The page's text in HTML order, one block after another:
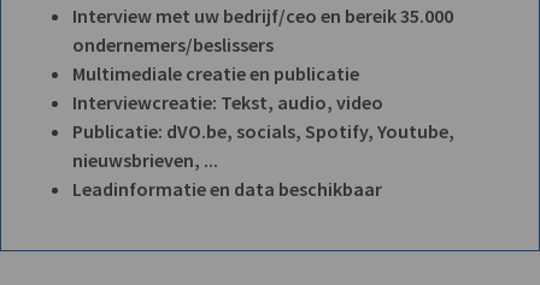
Interview met uw bedrijf/ceo en bereik 35.000
ondernemers/beslissers
Multimediale creatie en publicatie
Interviewcreatie: Tekst, audio, video
Publicatie: dVO.be, socials, Spotify, Youtube,
nieuwsbrieven, ...
Leadinformatie en data beschikbaar